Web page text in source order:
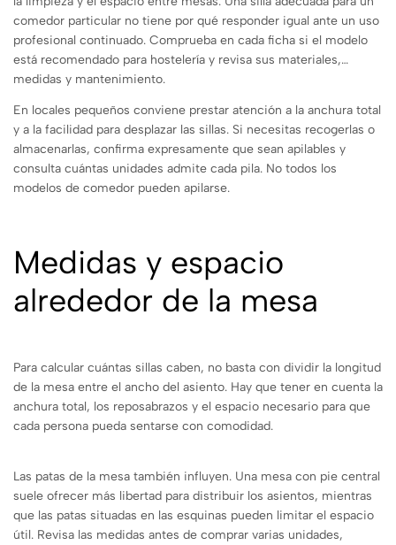
comedor particular no tiene por qué responder igual ante un uso
profesional continuado. Comprueba en cada ficha si el modelo
está recomendado para hostelería y revisa sus materiales,
medidas y mantenimiento.
En locales pequeños conviene prestar atención a la anchura total
y a la facilidad para desplazar las sillas. Si necesitas recogerlas o
almacenarlas, confirma expresamente que sean apilables y
consulta cuántas unidades admite cada pila. No todos los
modelos de comedor pueden apilarse.
Medidas y espacio
alrededor de la mesa
Para calcular cuántas sillas caben, no basta con dividir la longitud
de la mesa entre el ancho del asiento. Hay que tener en cuenta la
anchura total, los reposabrazos y el espacio necesario para que
cada persona pueda sentarse con comodidad.
Las patas de la mesa también influyen. Una mesa con pie central
suele ofrecer más libertad para distribuir los asientos, mientras
que las patas situadas en las esquinas pueden limitar el espacio
útil. Revisa las medidas antes de comprar varias unidades,